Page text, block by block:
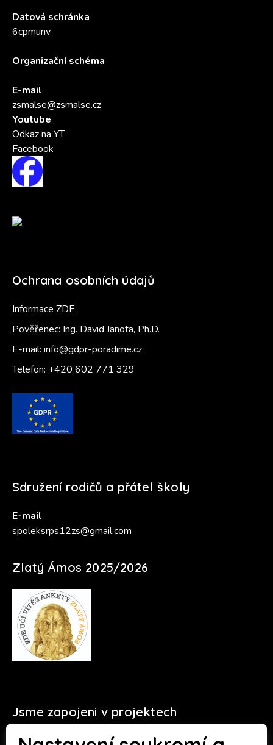
Datová schránka
6cpmunv
Organizační schéma
E-mail
zsmalse@zsmalse.cz
Youtube
Odkaz na YT
Facebook
Ochrana osobních údajů
Informace ZDE
Pověřenec: Ing. David Janota, Ph.D.
E-mail: info@gdpr-poradime.cz
Telefon: +420 602 771 329
Sdružení rodičů a přátel školy
E-mail
spoleksrps12zs@gmail.com
Zlatý Ámos 2025/2026
Jsme zapojeni v projektech